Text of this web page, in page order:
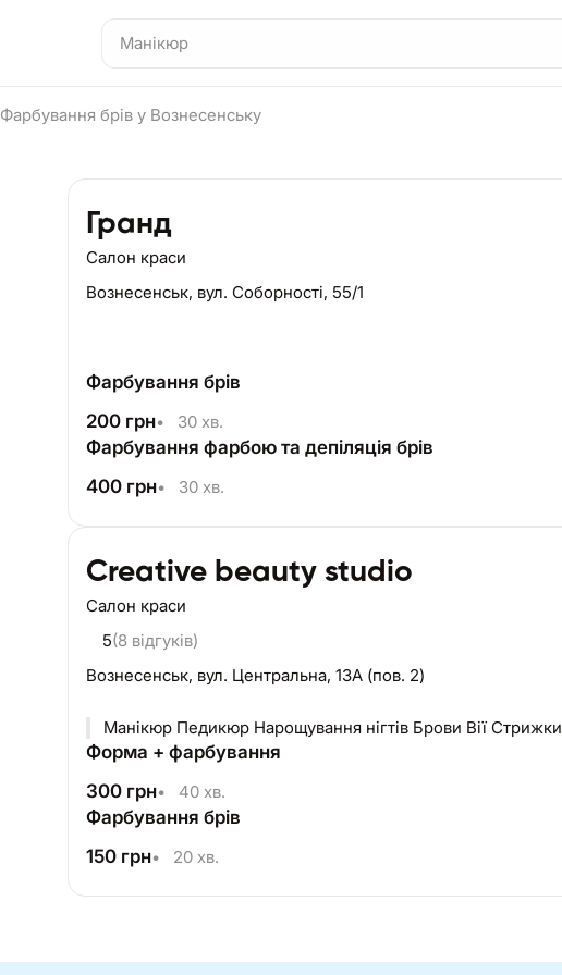
Фарбування брів у Вознесенську
Гранд
Салон краси
Вознесенськ, вул. Соборності, 55/1
Фарбування брів
200 грн• 30 хв.
Фарбування фарбою та депіляція брів
400 грн• 30 хв.
Creative beauty studio
Салон краси
5(8 відгуків)
Вознесенськ, вул. Центральна, 13А (пов. 2)
Манікюр Педикюр Нарощування нігтів Брови Вії Стрижки
Форма + фарбування
300 грн• 40 хв.
Фарбування брів
150 грн• 20 хв.